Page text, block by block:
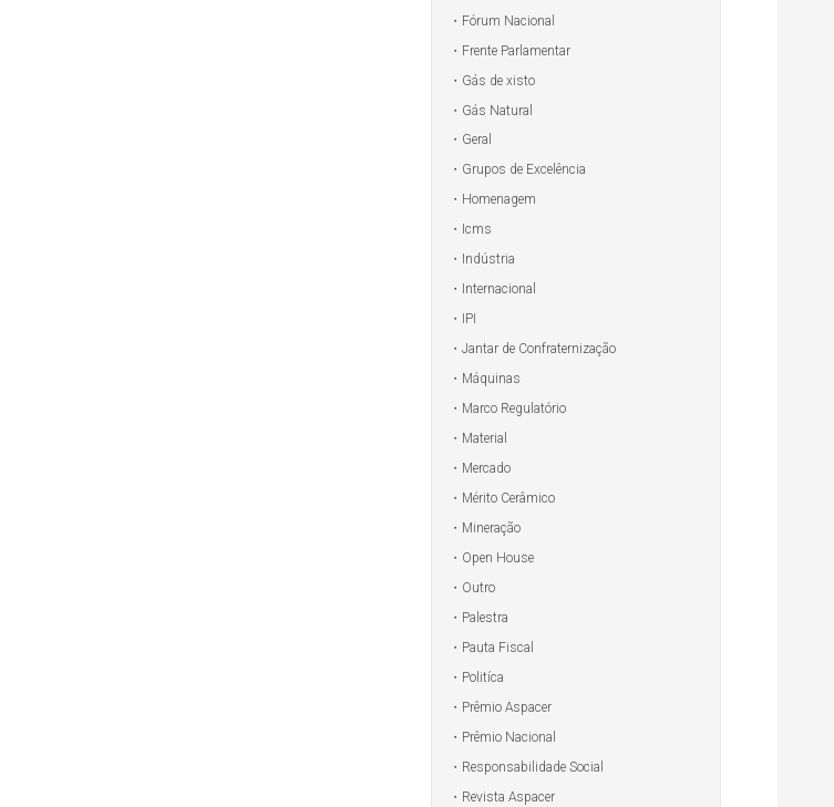
Fórum Nacional
Frente Parlamentar
Gás de xisto
Gás Natural
Geral
Grupos de Excelência
Homenagem
Icms
Indústria
Internacional
IPI
Jantar de Confraternização
Máquinas
Marco Regulatório
Material
Mercado
Mérito Cerâmico
Mineração
Open House
Outro
Palestra
Pauta Fiscal
Politíca
Prêmio Aspacer
Prêmio Nacional
Responsabilidade Social
Revista Aspacer